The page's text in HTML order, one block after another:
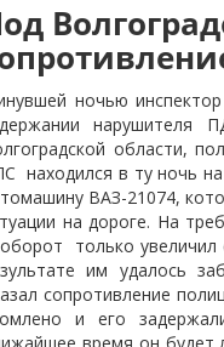
ночью
нарушителя
области,
находился в ту ночь
ВАЗ-21074,
на дороге. На
только
им удалось
сопротивление
и его